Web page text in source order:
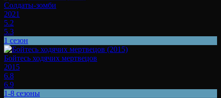
Солдаты-зомби
2021
5.2
5.3
1 сезон
Бойтесь ходячих мертвецов
2015
6.8
6.9
1-8 сезоны